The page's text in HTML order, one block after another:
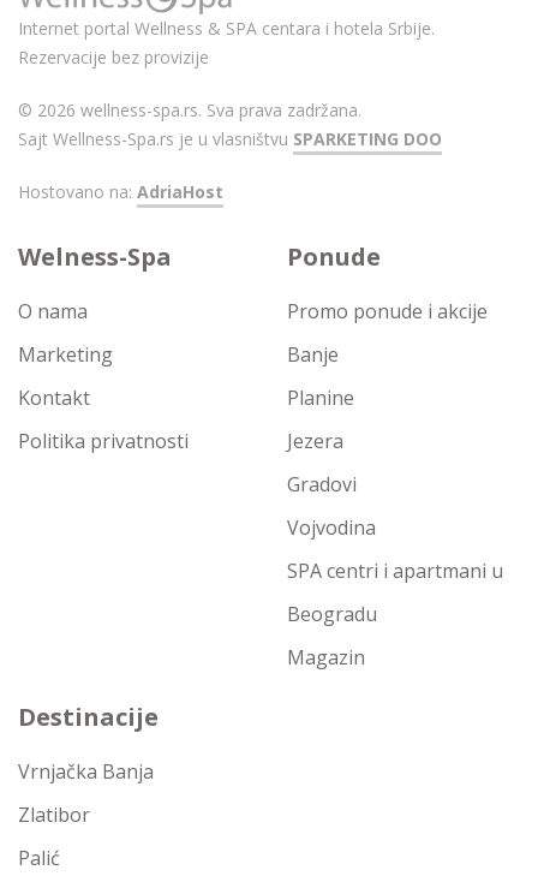
Internet portal Wellness & SPA centara i hotela Srbije.
Rezervacije bez provizije
© 2026 wellness-spa.rs. Sva prava zadržana.
Sajt Wellness-Spa.rs je u vlasništvu SPARKETING DOO
Hostovano na: AdriaHost
Welness-Spa
O nama
Marketing
Kontakt
Politika privatnosti
Ponude
Promo ponude i akcije
Banje
Planine
Jezera
Gradovi
Vojvodina
SPA centri i apartmani u
Beogradu
Magazin
Destinacije
Vrnjačka Banja
Zlatibor
Palić